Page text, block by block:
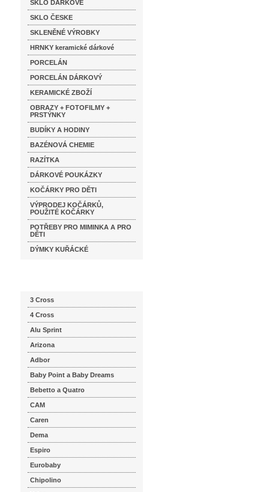
SKLO DÁRKOVÉ
SKLO ČESKE
SKLENĚNÉ VÝROBKY
HRNKY keramické dárkové
PORCELÁN
PORCELÁN DÁRKOVÝ
KERAMICKÉ ZBOŽÍ
OBRAZY + FOTOFILMY +
PRSTÝNKY
BUDÍKY A HODINY
BAZÉNOVÁ CHEMIE
RAZÍTKA
DÁRKOVÉ POUKÁZKY
KOČÁRKY PRO DĚTI
VÝPRODEJ KOČÁRKŮ,
POUŽITÉ KOČÁRKY
POTŘEBY PRO MIMINKA A PRO
DĚTI
DÝMKY KUŘÁCKÉ
3 Cross
4 Cross
Alu Sprint
Arizona
Adbor
Baby Point a Baby Dreams
Bebetto a Quatro
CAM
Caren
Dema
Espiro
Eurobaby
Chipolino